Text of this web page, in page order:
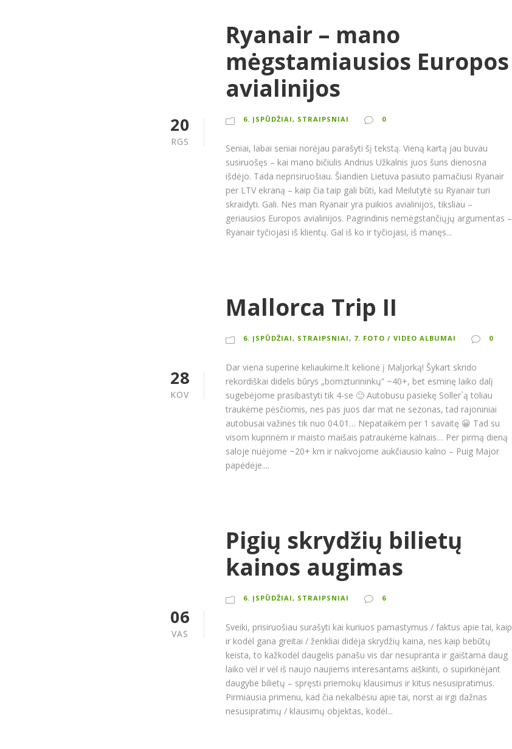
20
RGS
Ryanair – mano
mėgstamiausios Europos
avialinijos
6. ĮSPŪDŽIAI, STRAIPSNIAI 0
Seniai, labai seniai norėjau parašyti šį tekstą. Vieną kartą jau buvau
susiruošęs – kai mano bičiulis Andrius Užkalnis juos šuns dienosna
išdėjo. Tada neprisiruošiau. Šiandien Lietuva pasiuto pamačiusi Ryanair
per LTV ekraną – kaip čia taip gali būti, kad Meilutytė su Ryanair turi
skraidyti. Gali. Nes man Ryanair yra puikios avialinijos, tiksliau –
geriausios Europos avialinijos. Pagrindinis nemėgstančiųjų argumentas –
Ryanair tyčiojasi iš klientų. Gal iš ko ir tyčiojasi, iš manęs...
28
KOV
Mallorca Trip II
6. ĮSPŪDŽIAI, STRAIPSNIAI, 7. FOTO / VIDEO ALBUMAI 0
Dar viena superinė keliaukime.lt kelionė į Maljorką! Šykart skrido
rekordiškai didelis būrys „bomzturininkų” ~40+, bet esminę laiko dalį
sugebėjome prasibastyti tik 4-se 🙂 Autobusu pasiekę Soller`ą toliau
traukėme pėsčiomis, nes pas juos dar mat ne sezonas, tad rajoniniai
autobusai važinės tik nuo 04.01… Nepataikėm per 1 savaitę 😀 Tad su
visom kuprinėm ir maisto maišais patraukėme kalnais… Per pirmą dieną
saloje nuėjome ~20+ km ir nakvojome aukčiausio kalno – Puig Major
papėdėje....
06
VAS
Pigių skrydžių bilietų
kainos augimas
6. ĮSPŪDŽIAI, STRAIPSNIAI 6
Sveiki, prisiruošiau surašyti kai kuriuos pamastymus / faktus apie tai, kaip
ir kodėl gana greitai / ženkliai didėja skrydžių kaina, nes kaip bebūtų
keista, to kažkodėl daugelis panašu vis dar nesupranta ir gaištama daug
laiko vėl ir vėl iš naujo naujiems interesantams aiškinti, o supirkinėjant
daugybe bilietų – spręsti priemokų klausimus ir kitus nesusipratimus.
Pirmiausia primenu, kad čia nekalbėsiu apie tai, norst ai irgi dažnas
nesusipratimų / klausimų objektas, kodėl...